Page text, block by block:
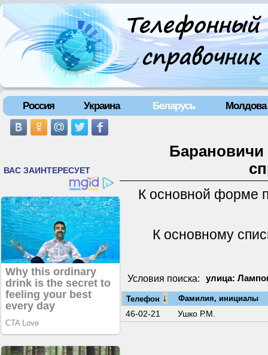
Россия Украина Беларусь Молдова
Барановичи
К основной форме
К основному
Условия поиска: улица:
Телефон ↓ Фамилия, инициалы
46-02-21 Ушко Р.М.